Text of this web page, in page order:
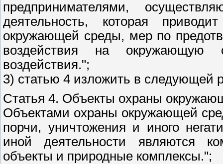
предпринимателями,
деятельность, которая
окружающей среды, мер по
воздействия на окружающую
воздействия.";
3) статью 4 изложить в следующей
Статья 4. Объекты охраны
Объектами охраны окружающей
порчи, уничтожения и иного
иной деятельности являются
объекты и природные комплексы.";